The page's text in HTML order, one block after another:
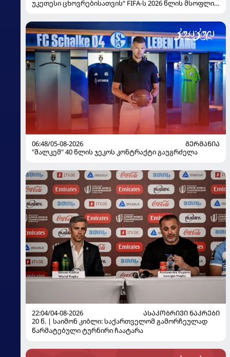
უკეთესი ცხოვრებისათვის“ FIFA-ს 2026 წლის მსოფლიო
06:48/05-08-2026
ᲒᲔᲠᲛᲐᲜᲘᲐ
"შალკემ" 40 წლის ჯეკოს კონტრაქტი გაუგრძელა
22:04/04-08-2026
ᲐᲡᲐᲙᲝᲑᲠᲘᲕᲘ ᲜᲐᲙᲠᲔᲑᲘ
20 წ. | საიმონ კიბლი: საქართველომ გამორჩეულად
წარმატებული ტურნირი ჩაატარა